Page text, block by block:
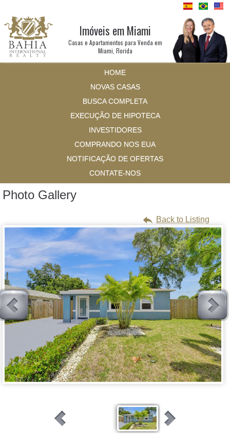
Imóveis em Miami
Casas e Apartamentos para Venda em
Miami, Florida
HOME
NOVAS CASAS
BUSCA COMPLETA
EXECUÇÃO DE HIPOTECA
INVESTIDORES
COMPRANDO NOS EUA
NOTIFICAÇÃO DE OFERTAS
CONTATE-NOS
Photo Gallery
Back to Listing